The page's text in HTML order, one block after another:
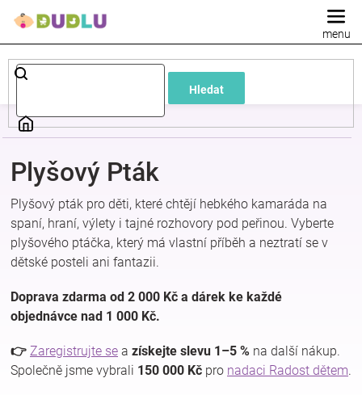
Hledat
Dětské
a
oblečení
Pokojíček
kojenecká
výbava
Plyšový Pták
Plyšový pták pro děti, které chtějí hebkého kamaráda na
spaní, hraní, výlety i tajné rozhovory pod peřinou. Vyberte
plyšového ptáčka, který má vlastní příběh a neztratí se v
dětské posteli ani fantazii.
Doprava zdarma od 2 000 Kč a dárek ke každé
objednávce nad 1 000 Kč.
👉 Zaregistrujte se a získejte slevu 1–5 % na další nákup.
Společně jsme vybrali 150 000 Kč pro nadaci Radost dětem.